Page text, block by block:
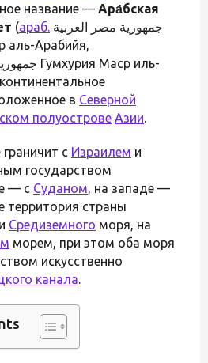
название — Ара́бская
(араб.
аль-Арабийя,
в Северной
полуострове Азии.
с Израилем и
государством
— с Суданом, на западе —
территория страны
Средиземного моря, на
морем, при этом оба моря
искусственно
канала.